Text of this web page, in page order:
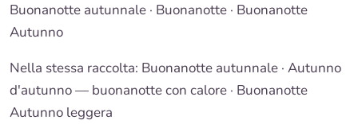
Buonanotte autunnale · Buonanotte · Buonanotte
Autunno
Nella stessa raccolta: Buonanotte autunnale · Autunno
d'autunno — buonanotte con calore · Buonanotte
Autunno leggera